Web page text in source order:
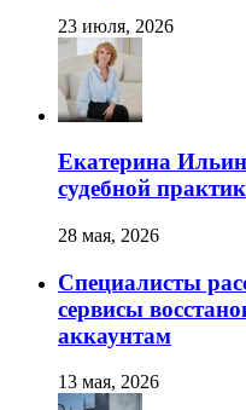
23 июля, 2026
Екатерина
судебной
28 мая, 2026
Специалисты
сервисы
аккаунтам
13 мая, 2026